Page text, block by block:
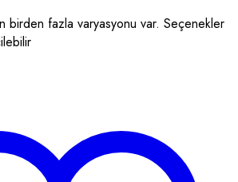
birden fazla varyasyonu var. Seçenekler